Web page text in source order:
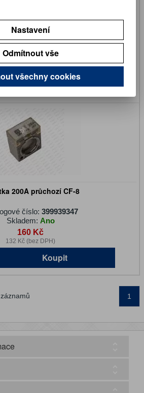
150A průchozí CF-8
číslo:399939346
Skladem:
Ano
126 Kč (bez DPH)
Koupit
200A průchozí CF-8
číslo: 399939347
Skladem: Ano
160 Kč
132 Kč (bez DPH)
Koupit
záznamů 1
Nastavení
Odmítnout vše
všechny cookies